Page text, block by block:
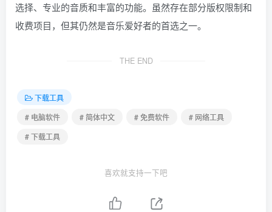
选择、专业的音质和丰富的功能。虽然存在部分版权限制和
收费项目，但其仍然是音乐爱好者的首选之一。
THE END
下载工具
# 电脑软件
# 简体中文 # 免费软件
# 网络工具
# 下载工具
喜欢就支持一下吧